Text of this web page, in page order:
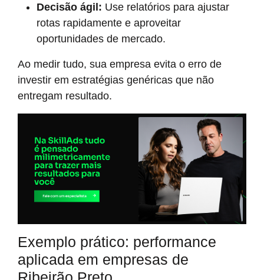
Decisão ágil: Use relatórios para ajustar
rotas rapidamente e aproveitar
oportunidades de mercado.
Ao medir tudo, sua empresa evita o erro de
investir em estratégias genéricas que não
entregam resultado.
Exemplo prático: performance
aplicada em empresas de